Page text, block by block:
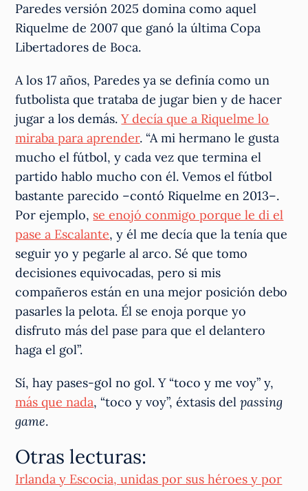
Paredes versión 2025 domina como aquel
Riquelme de 2007 que ganó la última Copa
Libertadores de Boca.
A los 17 años, Paredes ya se definía como un
futbolista que trataba de jugar bien y de hacer
jugar a los demás.Y decía que a Riquelme lo
miraba para aprender. “A mi hermano le gusta
mucho el fútbol, y cada vez que termina el
partido hablo mucho con él. Vemos el fútbol
bastante parecido –contó Riquelme en 2013–.
Por ejemplo, se enojó conmigo porque le di el
pase a Escalante, y él me decía que la tenía que
seguir yo y pegarle al arco. Sé que tomo
decisiones equivocadas, pero si mis
compañeros están en una mejor posición debo
pasarles la pelota. Él se enoja porque yo
disfruto más del pase para que el delantero
haga el gol”.
Sí, hay pases-gol no gol. Y “toco y me voy” y,
más que nada, “toco y voy”, éxtasis delpassing
game.
Otras lecturas:
Irlanda y Escocia, unidas por sus héroes y por